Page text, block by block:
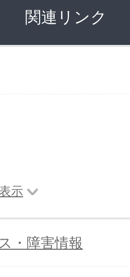
査したホスティングシェ
ネットde診断
ル
策をかんたんに
パートナー
いが可能なプログラム
ナー制度
関連リンク
示
・障害情報